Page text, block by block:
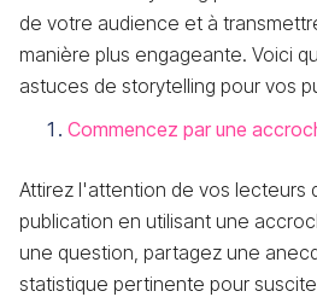
de votre audience et à
manière plus engageante. Voici
astuces de storytelling pour vos
Commencez par une
Attirez l'attention de vos lecteurs
publication en utilisant une
une question, partagez une
statistique pertinente pour